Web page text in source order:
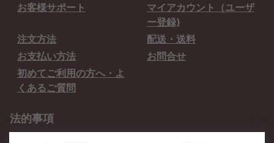
お客様サポート
マイアカウント（ユーザ
ー登録)
注文方法
配送・送料
お支払い方法
お問合せ
初めてご利用の方へ・よ
くあるご質問
法的事項